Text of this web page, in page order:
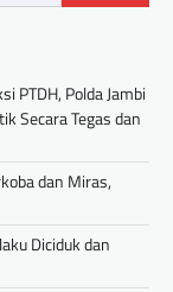
PTDH, Polda Jambi
Secara Tegas dan
dan Miras,
Diciduk dan